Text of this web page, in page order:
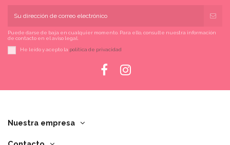
Puede darse de baja en cualquier momento. Para ello, consulte nuestra información
de contacto en el aviso legal.
He leído y acepto la política de privacidad
Nuestra empresa